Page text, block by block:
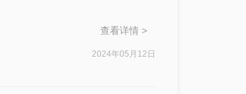
查看详情 >
2024年05月12日